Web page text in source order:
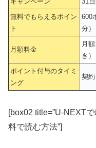
無料でもらえるポイン
ト
600
分）
月額料金
月
き）
ポイント付与のタイミ
ング
契
[box02 title=”U-NEXT
料で読む方法”]